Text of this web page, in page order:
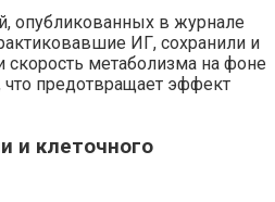
опубликованных в журнале
ИГ, сохранили и
метаболизма на фоне
предотвращает эффект
и клеточного